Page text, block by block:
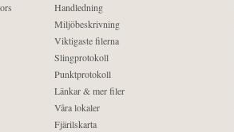
Handledning
Miljöbeskrivning
Viktigaste filerna
Slingprotokoll
Punktprotokoll
Länkar & mer filer
Våra lokaler
Fjärilskarta